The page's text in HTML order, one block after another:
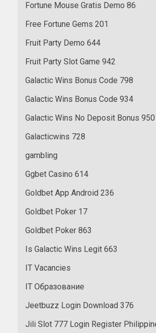
Fortune Mouse Gratis Demo 86
Free Fortune Gems 201
Fruit Party Demo 644
Fruit Party Slot Game 942
Galactic Wins Bonus Code 798
Galactic Wins Bonus Code 934
Galactic Wins No Deposit Bonus 950
Galacticwins 728
gambling
Ggbet Casino 614
Goldbet App Android 236
Goldbet Poker 17
Goldbet Poker 863
Is Galactic Wins Legit 663
IT Vacancies
IT Образование
Jeetbuzz Login Download 376
Jili Slot 777 Login Register